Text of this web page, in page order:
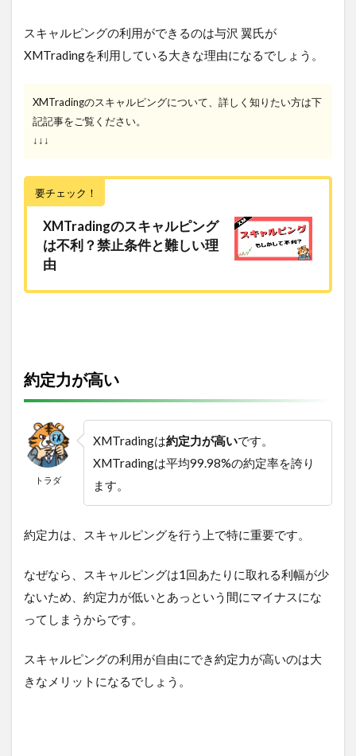
スキャルピングの利用ができるのは与沢 翼氏が
XMTradingを利用している大きな理由になるでしょう。
XMTradingのスキャルピングについて、詳しく知りたい方は下
記記事をご覧ください。
↓↓↓
要チェック！
XMTradingのスキャルピング
は不利？禁止条件と難しい理
由
約定力が高い
トラダ
XMTradingは約定力が高いです。
XMTradingは平均99.98%の約定率を誇り
ます。
約定力は、スキャルピングを行う上で特に重要です。
なぜなら、スキャルピングは1回あたりに取れる利幅が少
ないため、約定力が低いとあっという間にマイナスにな
ってしまうからです。
スキャルピングの利用が自由にでき約定力が高いのは大
きなメリットになるでしょう。